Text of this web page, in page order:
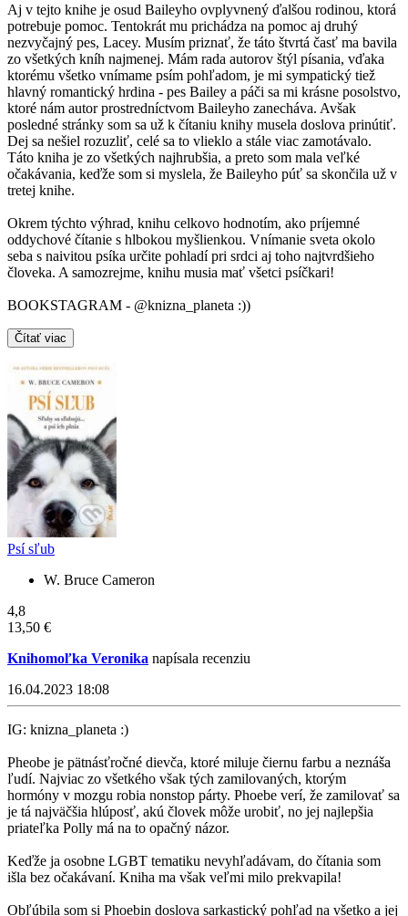
Aj v tejto knihe je osud Baileyho ovplyvnený ďalšou rodinou, ktorá
potrebuje pomoc. Tentokrát mu prichádza na pomoc aj druhý
nezvyčajný pes, Lacey. Musím priznať, že táto štvrtá časť ma bavila
zo všetkých kníh najmenej. Mám rada autorov štýl písania, vďaka
ktorému všetko vnímame psím pohľadom, je mi sympatický tiež
hlavný romantický hrdina - pes Bailey a páči sa mi krásne posolstvo,
ktoré nám autor prostredníctvom Baileyho zanecháva. Avšak
posledné stránky som sa už k čítaniu knihy musela doslova prinútiť.
Dej sa nešiel rozuzliť, celé sa to vlieklo a stále viac zamotávalo.
Táto kniha je zo všetkých najhrubšia, a preto som mala veľké
očakávania, keďže som si myslela, že Baileyho púť sa skončila už v
tretej knihe.
Okrem týchto výhrad, knihu celkovo hodnotím, ako príjemné
oddychové čítanie s hlbokou myšlienkou. Vnímanie sveta okolo
seba s naivitou psíka určite pohladí pri srdci aj toho najtvrdšieho
človeka. A samozrejme, knihu musia mať všetci psíčkari!
BOOKSTAGRAM - @knizna_planeta :))
Čítať viac
Psí sľub
W. Bruce Cameron
4,8
13,50 €
Knihomoľka Veronika napísala recenziu
16.04.2023 18:08
IG: knizna_planeta :)
Pheobe je pätnásťročné dievča, ktoré miluje čiernu farbu a neznáša
ľudí. Najviac zo všetkého však tých zamilovaných, ktorým
hormóny v mozgu robia nonstop párty. Phoebe verí, že zamilovať sa
je tá najväčšia hlúposť, akú človek môže urobiť, no jej najlepšia
priateľka Polly má na to opačný názor.
Keďže ja osobne LGBT tematiku nevyhľadávam, do čítania som
išla bez očakávaní. Kniha ma však veľmi milo prekvapila!
Obľúbila som si Phoebin doslova sarkastický pohľad na všetko a jej